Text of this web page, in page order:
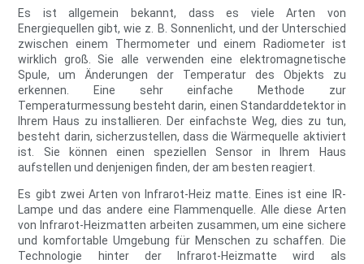
Es ist allgemein bekannt, dass es viele Arten von
Energiequellen gibt, wie z. B. Sonnenlicht, und der Unterschied
zwischen einem Thermometer und einem Radiometer ist
wirklich groß. Sie alle verwenden eine elektromagnetische
Spule, um Änderungen der Temperatur des Objekts zu
erkennen. Eine sehr einfache Methode zur
Temperaturmessung besteht darin, einen Standarddetektor in
Ihrem Haus zu installieren. Der einfachste Weg, dies zu tun,
besteht darin, sicherzustellen, dass die Wärmequelle aktiviert
ist. Sie können einen speziellen Sensor in Ihrem Haus
aufstellen und denjenigen finden, der am besten reagiert.
Es gibt zwei Arten von Infrarot-Heiz matte. Eines ist eine IR-
Lampe und das andere eine Flammenquelle. Alle diese Arten
von Infrarot-Heizmatten arbeiten zusammen, um eine sichere
und komfortable Umgebung für Menschen zu schaffen. Die
Technologie hinter der Infrarot-Heizmatte wird als